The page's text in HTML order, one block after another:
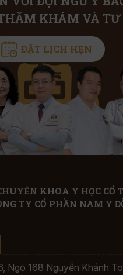
KHÁM VÀ
ĐẶT LỊCH HẸN
KHOA Y HỌC CỔ
TY CỔ PHẦN NAM Y
Ngõ 168 Nguyễn Khánh